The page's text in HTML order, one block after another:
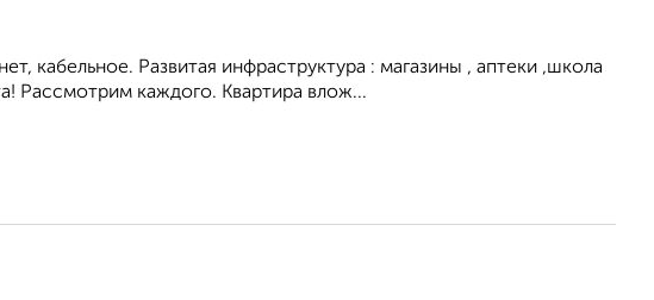
кабельное. Развитая инфраструктура : магазины , аптеки ,школа
Рассмотрим каждого. Квартира влож...